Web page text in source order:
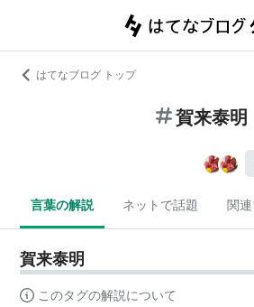
はてなブログ トップ
賀来泰明
言葉の解説 ネットで話題 関
賀来泰明
このタグの解説について